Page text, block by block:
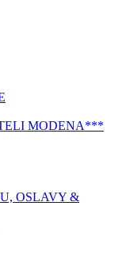
MODENA***
OSLAVY &